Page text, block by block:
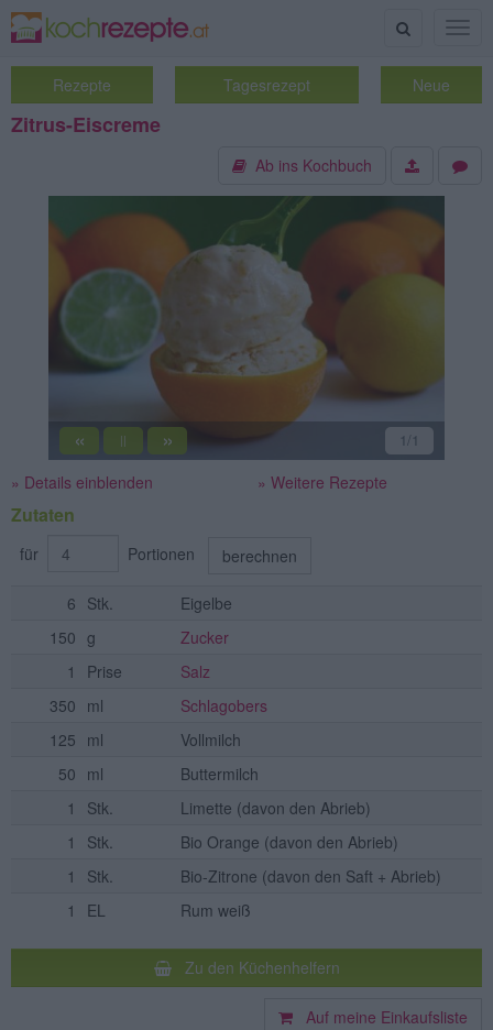
Suche
Rezepte Tagesrezept Neue
Zitrus-Eiscreme
Ab ins Kochbuch
« || » 1/1
» Details einblenden » Weitere Rezepte
Zutaten
für Portionen berechnen
6 Stk.
Eigelbe
150 g
Zucker
1
Prise
Salz
350 ml
Schlagobers
125 ml
Vollmilch
50 ml
Buttermilch
1
Stk. Limette (davon den Abrieb)
1
Stk. Bio Orange (davon den Abrieb)
1
Stk. Bio-Zitrone (davon den Saft + Abrieb)
1
EL Rum weiß
Zu den Küchenhelfern
Auf meine Einkaufsliste